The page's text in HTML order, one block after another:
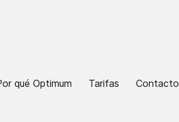
qué Optimum Tarifas Contacto